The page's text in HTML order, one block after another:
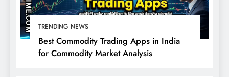
TRENDING NEWS
Best Commodity Trading Apps in India
for Commodity Market Analysis